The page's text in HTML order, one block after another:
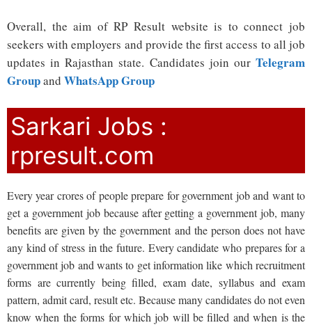
Overall, the aim of RP Result website is to connect job
seekers with employers and provide the first access to all job
updates in Rajasthan state. Candidates join our Telegram
Groupand WhatsApp Group
Sarkari Jobs :
rpresult.com
Every year crores of people prepare for government job and want to
get a government job because after getting a government job, many
benefits are given by the government and the person does not have
any kind of stress in the future. Every candidate who prepares for a
government job and wants to get information like which recruitment
forms are currently being filled, exam date, syllabus and exam
pattern, admit card, result etc. Because many candidates do not even
know when the forms for which job will be filled and when is the